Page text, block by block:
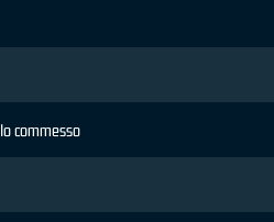
commesso